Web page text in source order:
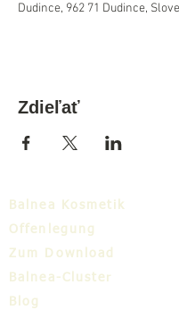
Dudince, 962 71 Dudince,
Zdieľať
Balnea Kosmetik
Offenlegung
Zum Download
Balnea-Cluster
Blog